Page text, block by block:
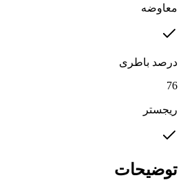
معاوضه
درصد باطری
76
ریجستر
توضیحات